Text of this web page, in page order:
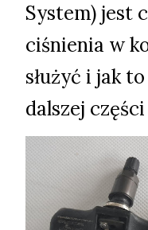
System) jest
ciśnienia w
służyć i jak
dalszej